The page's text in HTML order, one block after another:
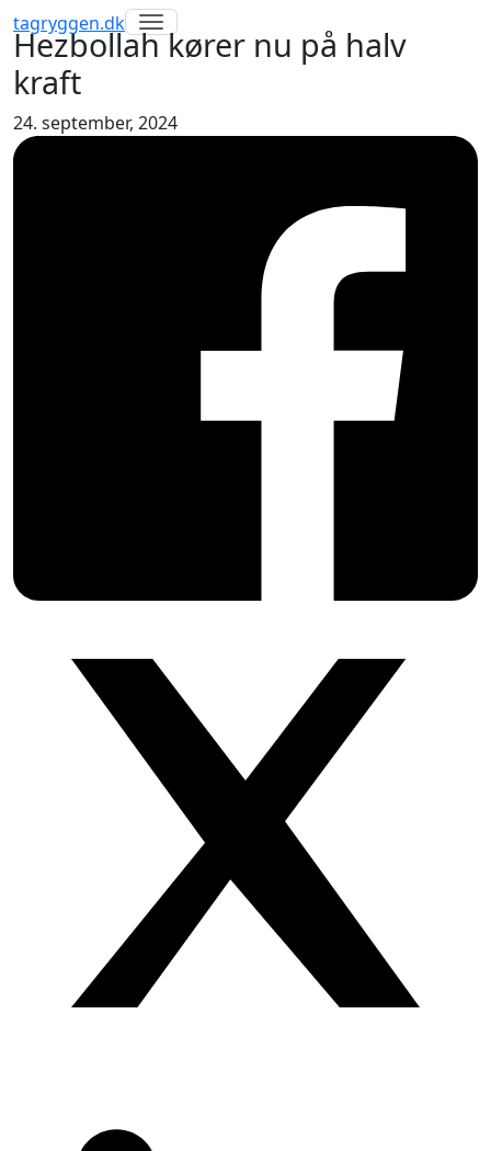
tagryggen.dk Toggle navigation
Hezbollah kører nu på halv
kraft
24. september, 2024